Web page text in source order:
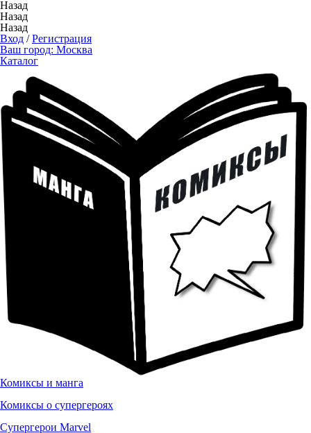
Назад
Назад
Назад
Вход /Регистрация
Ваш город: Москва
Каталог
Комиксы и манга
Комиксы о супергероях
Супергерои Marvel